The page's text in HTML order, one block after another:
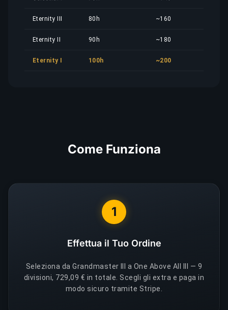
Eternity III 80h ~160
Eternity II 90h ~180
Eternity I 100h ~200
Come Funziona
1
Effettua il Tuo Ordine
Seleziona da Grandmaster III a One Above All III — 9
divisioni, 729,09 € in totale. Scegli gli extra e paga in
modo sicuro tramite Stripe.